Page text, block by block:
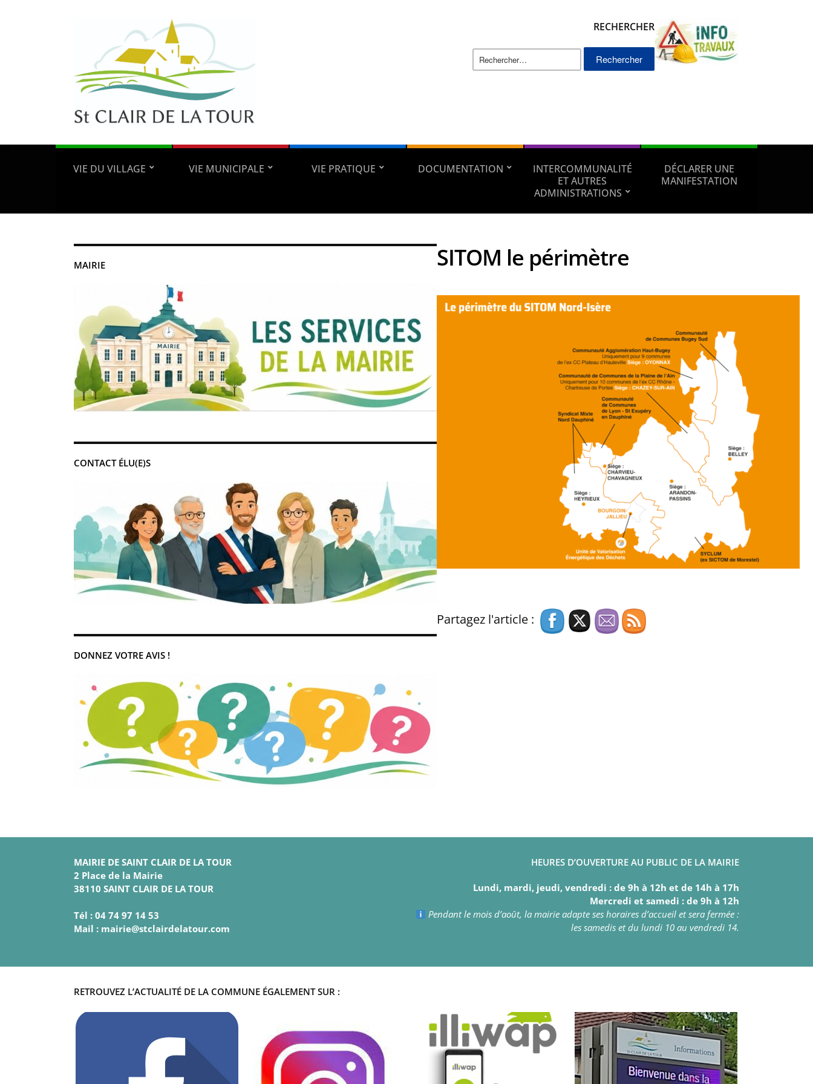
RECHERCHER
Rechercher :
VIE DU VILLAGE VIE MUNICIPALE VIE PRATIQUE DOCUMENTATION
INTERCOMMUNALITÉ
ET AUTRES
ADMINISTRATIONS
DÉCLARER UNE
MANIFESTATION
MAIRIE
CONTACT ÉLU(E)S
DONNEZ VOTRE AVIS !
SITOM le périmètre
Partagez l'article :
MAIRIE DE SAINT CLAIR DE LA TOUR
2 Place de la Mairie
38110 SAINT CLAIR DE LA TOUR
Tél : 04 74 97 14 53
Mail : mairie@stclairdelatour.com
HEURES D’OUVERTURE AU PUBLIC DE LA MAIRIE
Lundi, mardi, jeudi, vendredi : de 9h à 12h et de 14h à 17h
Mercredi et samedi : de 9h à 12h
Pendant le mois d’août, la mairie adapte ses horaires d’accueil et sera fermée :
les samedis et du lundi 10 au vendredi 14.
RETROUVEZ L’ACTUALITÉ DE LA COMMUNE ÉGALEMENT SUR :